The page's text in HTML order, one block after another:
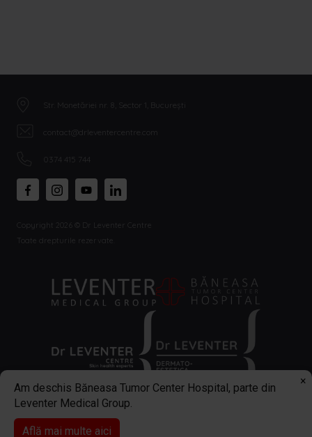
Str. Monetăriei nr. 8, Sector 1, București
contact@drleventercentre.com
0374 415 744
Copyright 2026 © Dr Leventer Centre
Toate drepturile rezervate.
×
Am deschis Băneasa Tumor Center Hospital, parte din
Leventer Medical Group.
Află mai multe aici